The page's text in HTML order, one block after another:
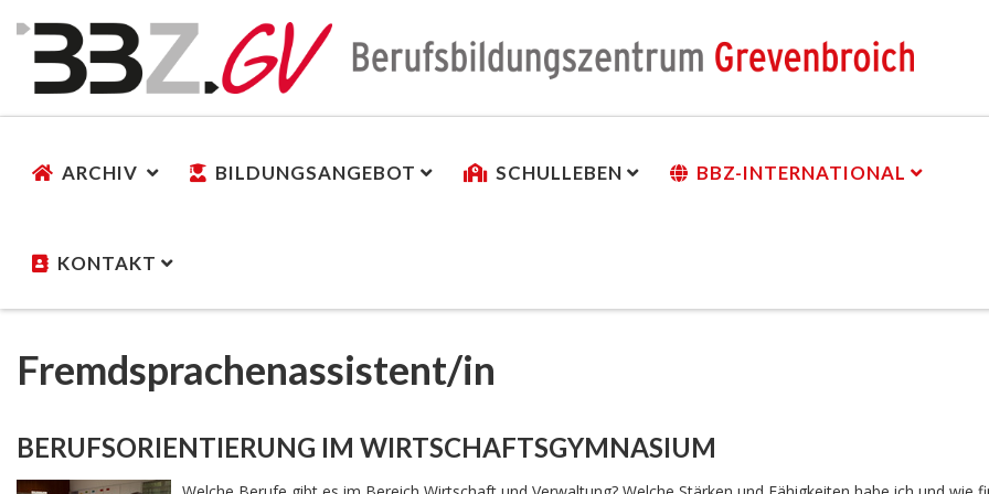
ARCHIV BILDUNGSANGEBOT SCHULLEBEN BBZ-INTERNATIONAL
KONTAKT
Fremdsprachenassistent/in
BERUFSORIENTIERUNG IM WIRTSCHAFTSGYMNASIUM